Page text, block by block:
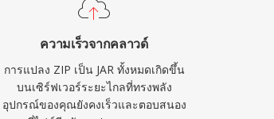
ความเร็วจากคลาวด์
การแปลง ZIP เป็น JAR ทั้งหมดเกิดขึ้น
บนเซิร์ฟเวอร์ระยะไกลที่ทรงพลัง
อุปกรณ์ของคุณยังคงเร็วและตอบสนอง